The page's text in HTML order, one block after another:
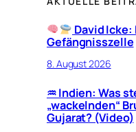
David Icke:
Gefängnisszelle
8. August 2026
♒︎ Indien: Was
„wackelnden“
Gujarat? (Video)